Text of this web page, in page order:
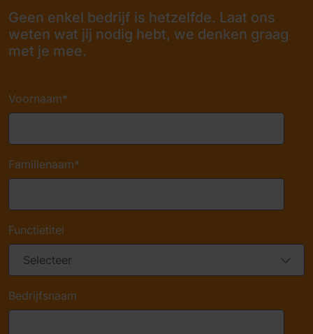
Geen enkel bedrijf is hetzelfde. Laat ons
weten wat jij nodig hebt, we denken graag
met je mee.
Voornaam*
Familienaam*
Functietitel
Bedrijfsnaam